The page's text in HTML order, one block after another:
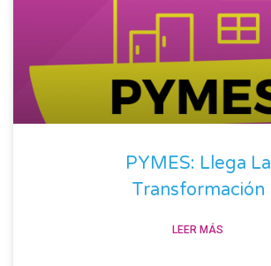
PYMES: Llega La
Transformación
LEER MÁS